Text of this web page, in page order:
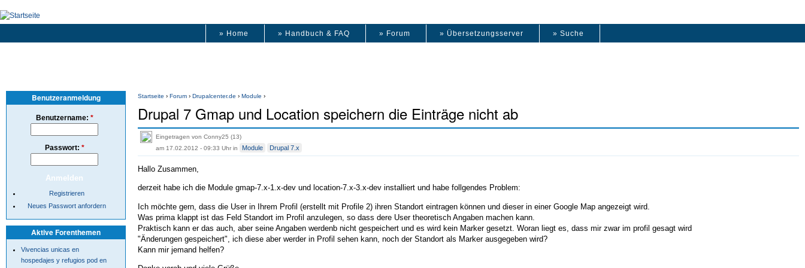
» Home » Handbuch & FAQ » Forum » Übersetzungsserver » Suche
Startseite › Forum › Drupalcenter.de › Module ›
Drupal 7 Gmap und Location speichern die Einträge nicht ab
Eingetragen von Conny25 (13)
am 17.02.2012 - 09:33 Uhr in Module Drupal 7.x
Hallo Zusammen,
derzeit habe ich die Module gmap-7.x-1.x-dev und location-7.x-3.x-dev installiert und habe follgendes Problem:
Ich möchte gern, dass die User in Ihrem Profil (erstellt mit Profile 2) ihren Standort eintragen können und dieser in einer Google Map angezeigt wird.
Was prima klappt ist das Feld Standort im Profil anzulegen, so dass dere User theoretisch Angaben machen kann.
Praktisch kann er das auch, aber seine Angaben werdenb nicht gespeichert und es wird kein Marker gesetzt. Woran liegt es, dass mir zwar im profil gesagt wird
"Änderungen gespeichert", ich diese aber werder in Profil sehen kann, noch der Standort als Marker ausgegeben wird?
Kann mir jemand helfen?
Benutzeranmeldung
Benutzername: *
Passwort: *
Registrieren
Neues Passwort anfordern
Aktive Forenthemen
Vivencias unicas en
hospedajes y refugios pod en